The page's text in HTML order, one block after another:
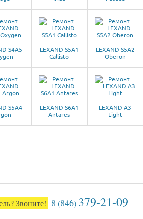
S4A5
LEXAND S5A1
Callisto
LEXAND S5A2
Oberon
S5A4
LEXAND S6A1
Antares
LEXAND A3
Light
Звоните! 8 (846) 379-21-09